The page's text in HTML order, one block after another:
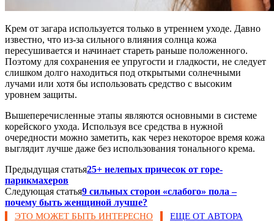
Крем от загара используется только в утреннем уходе. Давно
известно, что из-за сильного влияния солнца кожа
пересушивается и начинает стареть раньше положенного.
Поэтому для сохранения ее упругости и гладкости, не следует
слишком долго находиться под открытыми солнечными
лучами или хотя бы использовать средство с высоким
уровнем защиты.
Вышеперечисленные этапы являются основными в системе
корейского ухода. Используя все средства в нужной
очередности можно заметить, как через некоторое время кожа
выглядит лучше даже без использования тонального крема.
Предыдущая статья25+ нелепых причесок от горе-
парикмахеров
Следующая статья9 сильных сторон «слабого» пола –
почему быть женщиной лучше?
ЭТО МОЖЕТ БЫТЬ ИНТЕРЕСНО ЕЩЕ ОТ АВТОРА